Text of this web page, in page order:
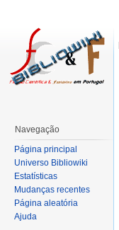
Navegação
Página principal
Universo Bibliowiki
Estatísticas
Mudanças recentes
Página aleatória
Ajuda